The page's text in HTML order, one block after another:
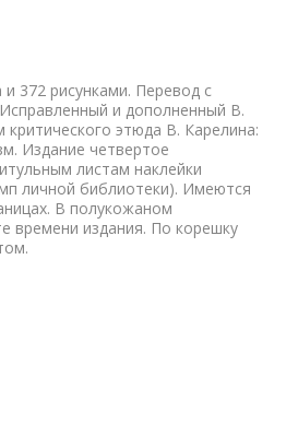
372 рисунками. Перевод с
и дополненный В.
этюда В. Карелина:
Издание четвертое
листам наклейки
личной библиотеки). Имеются
В полукожаном
времени издания. По корешку